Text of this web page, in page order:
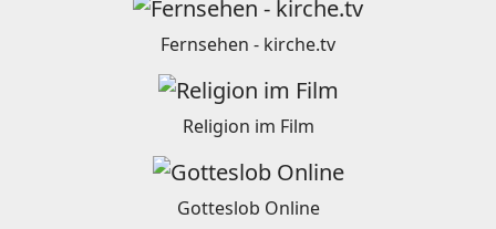
Fernsehen - kirche.tv
Religion im Film
Gotteslob Online